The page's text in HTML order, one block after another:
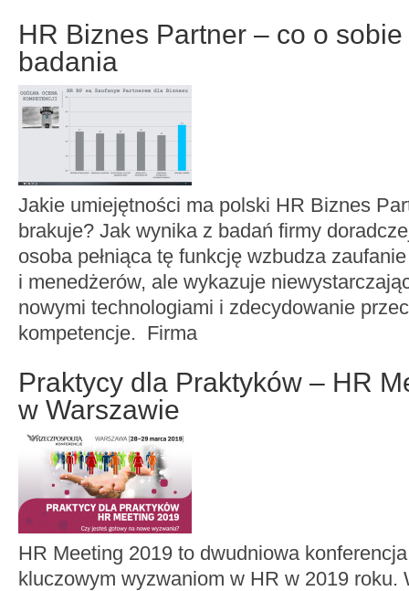
HR Biznes Partner – co o
badania
Jakie umiejętności ma polski HR Biznes
brakuje? Jak wynika z badań firmy
osoba pełniąca tę funkcję wzbudza
i menedżerów, ale wykazuje
nowymi technologiami i zdecydowanie
kompetencje. Firma
Praktycy dla Praktyków – HR
w Warszawie
HR Meeting 2019 to dwudniowa
kluczowym wyzwaniom w HR w 2019 roku.